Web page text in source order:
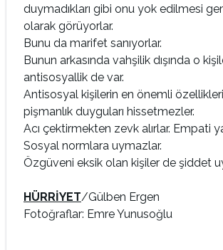
duymadıkları gibi onu yok edilmesi
olarak görüyorlar.
Bunu da marifet sanıyorlar.
Bunun arkasında vahşilik dışında o
antisosyallik de var.
Antisosyal kişilerin en önemli
pişmanlık duyguları hissetmezler.
Acı çektirmekten zevk alırlar. Empati
Sosyal normlara uymazlar.
Özgüveni eksik olan kişiler de şiddet
HÜRRİYET/Gülben Ergen
Fotoğraflar: Emre Yunusoğlu